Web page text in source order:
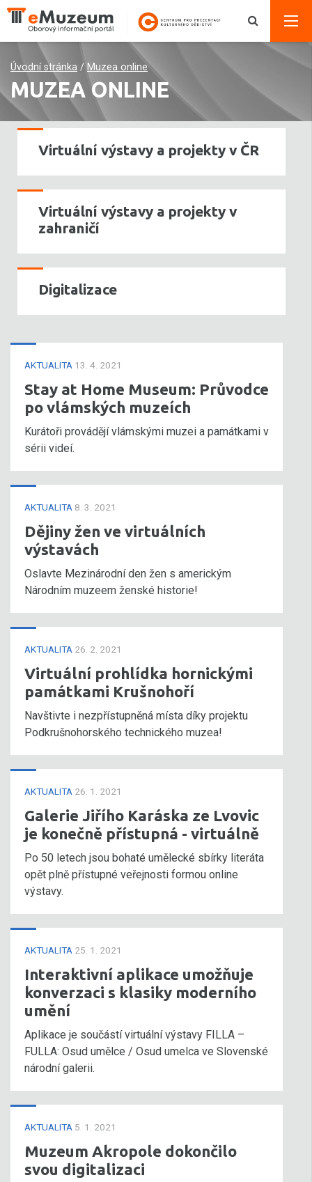
Úvodní stránka / Muzea online
MUZEA ONLINE
Virtuální výstavy a projekty v ČR
Virtuální výstavy a projekty v
zahraničí
Digitalizace
AKTUALITA 13. 4. 2021
Stay at Home Museum: Průvodce
po vlámských muzeích
Kurátoři provádějí vlámskými muzei a památkami v
sérii videí.
AKTUALITA 8. 3. 2021
Dějiny žen ve virtuálních
výstavách
Oslavte Mezinárodní den žen s americkým
Národním muzeem ženské historie!
AKTUALITA 26. 2. 2021
Virtuální prohlídka hornickými
památkami Krušnohoří
Navštivte i nezpřístupněná místa díky projektu
Podkrušnohorského technického muzea!
AKTUALITA 26. 1. 2021
Galerie Jiřího Karáska ze Lvovic
je konečně přístupná - virtuálně
Po 50 letech jsou bohaté umělecké sbírky literáta
opět plně přístupné veřejnosti formou online
výstavy.
AKTUALITA 25. 1. 2021
Interaktivní aplikace umožňuje
konverzaci s klasiky moderního
umění
Aplikace je součástí virtuální výstavy FILLA –
FULLA: Osud umělce / Osud umelca ve Slovenské
národní galerii.
AKTUALITA 5. 1. 2021
Muzeum Akropole dokončilo
svou digitalizaci